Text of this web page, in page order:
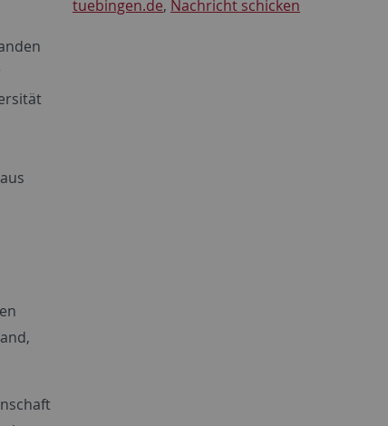
tuebingen.de, Nachricht schicken